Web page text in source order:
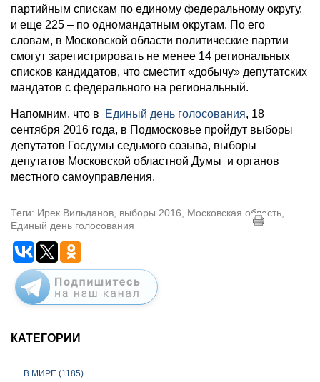
партийным спискам по единому федеральному округу,
и еще 225 – по одномандатным округам. По его
словам, в Московской области политические партии
смогут зарегистрировать не менее 14 региональных
списков кандидатов, что сместит «добычу» депутатских
мандатов с федерального на региональный.
Напомним, что в Единый день голосования, 18
сентября 2016 года, в Подмосковье пройдут выборы
депутатов Госдумы седьмого созыва, выборы
депутатов Московской областной Думы и органов
местного самоуправления.
Теги: Ирек Вильданов, выборы 2016, Московская область,
Единый день голосования
КАТЕГОРИИ
В МИРЕ (1185)